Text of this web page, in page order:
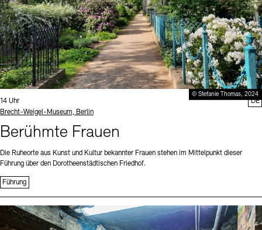
© Stefanie Thomas, 2024
Uhrzeit:
14 Uhr
Standort
Brecht-Weigel-Museum, Berlin
Berühmte Frauen
Die Ruheorte aus Kunst und Kultur bekannter Frauen stehen im Mittelpunkt dieser
Führung über den Dorotheenstädtischen Friedhof.
Führung
DE